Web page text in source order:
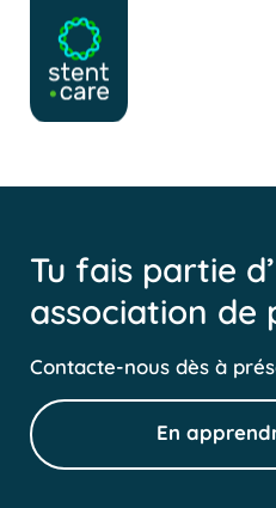
Skip to main content
Tu fais partie
association de
Contacte-nous dès à
En